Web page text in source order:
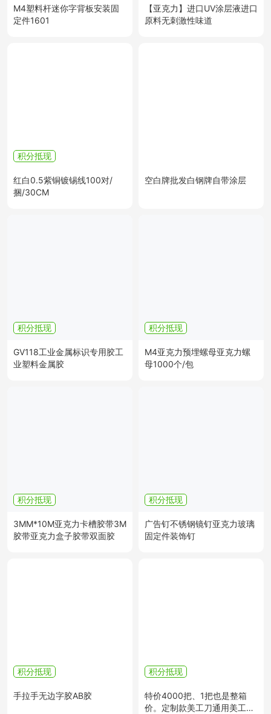
M4塑料杆迷你字背板安装固
定件1601
【亚克力】进口UV涂层液进口
原料无刺激性味道
积分抵现
红白0.5紫铜镀锡线100对/
捆/30CM
空白牌批发白钢牌自带涂层
积分抵现
GV118工业金属标识专用胶工
业塑料金属胶
积分抵现
M4亚克力预埋螺母亚克力螺
母1000个/包
积分抵现
3MM*10M亚克力卡槽胶带3M
胶带亚克力盒子胶带双面胶
积分抵现
广告钉不锈钢镜钉亚克力玻璃
固定件装饰钉
积分抵现
手拉手无边字胶AB胶
积分抵现
特价4000把、1把也是整箱
价。定制款美工刀通用美工刀